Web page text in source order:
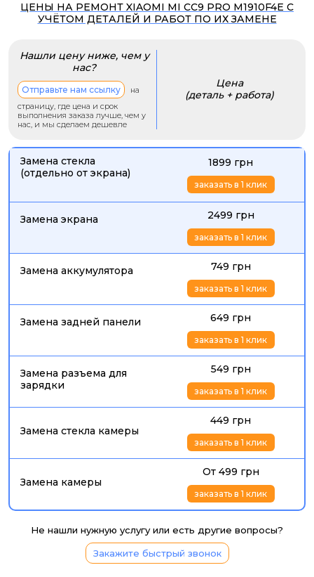
ЦЕНЫ НА РЕМОНТ XIAOMI MI CC9 PRO M1910F4E С
УЧЁТОМ ДЕТАЛЕЙ И РАБОТ ПО ИХ ЗАМЕНЕ
Нашли цену ниже, чем у
нас?
Отправьте нам ссылку
на
страницу, где цена и срок
выполнения заказа лучше, чем у
нас, и мы сделаем дешевле
Цена
(деталь + работа)
Замена стекла
(отдельно от экрана)
1899 грн
заказать в 1 клик
Замена экрана 2499 грн
заказать в 1 клик
Замена аккумулятора 749 грн
заказать в 1 клик
Замена задней панели 649 грн
заказать в 1 клик
Замена разъема для
зарядки
549 грн
заказать в 1 клик
Замена стекла камеры
449 грн
заказать в 1 клик
Замена камеры
От 499 грн
заказать в 1 клик
Не нашли нужную услугу или есть другие вопросы?
Закажите быстрый звонок